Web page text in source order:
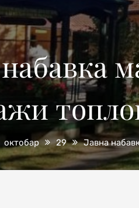
набавка
октобар 29 Јавна